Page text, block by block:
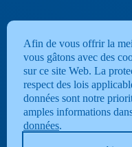
Afin de vous offrir la
vous gâtons avec des
sur ce site Web. La
respect des lois
données sont notre
amples informations
données.